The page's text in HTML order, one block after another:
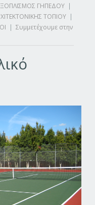
ΓΗΠΕΔΟΥ |
ΤΟΠΙΟΥ |
| Συμμετέχουμε στην